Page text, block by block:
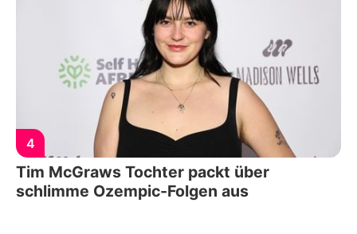
4
Tim McGraws Tochter packt über
schlimme Ozempic-Folgen aus